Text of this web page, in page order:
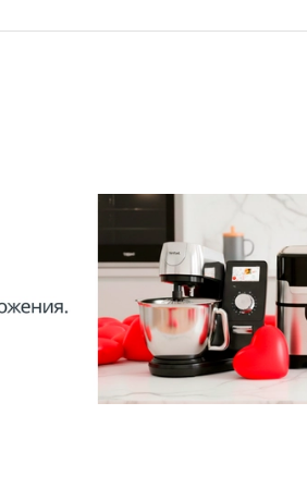
технического обслуживания.